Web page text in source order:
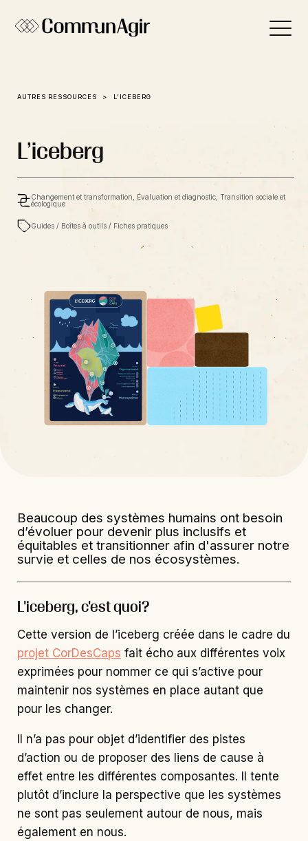
AUTRES RESSOURCES L’ICEBERG
L’iceberg
Changement et transformation, Évaluation et diagnostic, Transition sociale et
écologique
Guides / Boîtes à outils / Fiches pratiques
Beaucoup des systèmes humains ont besoin
d’évoluer pour devenir plus inclusifs et
équitables et transitionner afin d'assurer notre
survie et celles de nos écosystèmes.
L'iceberg, c'est quoi?
Cette version de l’iceberg créée dans le cadre du
projet CorDesCaps fait écho aux différentes voix
exprimées pour nommer ce qui s’active pour
maintenir nos systèmes en place autant que
pour les changer.
Il n’a pas pour objet d’identifier des pistes
d’action ou de proposer des liens de cause à
effet entre les différentes composantes. Il
tente
plutôt d’inclure la perspective que les systèmes
ne sont pas seulement autour de nous, mais
également en nous.